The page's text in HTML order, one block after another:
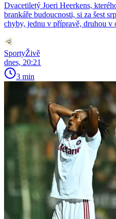
Dvacetiletý Joeri Heerkens,
brankáře budoucnosti, si za šest
chyby, jednu v přípravě, druhou v
SportyŽivě
dnes, 20:21
3 min